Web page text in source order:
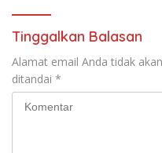
Tinggalkan Balasan
Alamat email Anda tidak
ditandai *